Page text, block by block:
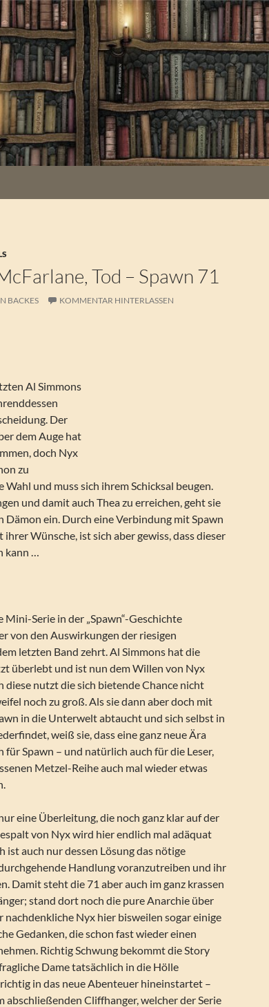
Tod – Spawn 71
BACKES KOMMENTAR HINTERLASSEN
Al Simmons
Der
dem Auge hat
doch Nyx
zu
und muss sich ihrem Schicksal beugen.
und damit auch Thea zu erreichen, geht sie
ein. Durch eine Verbindung mit Spawn
Wünsche, ist sich aber gewiss, dass dieser
kann …
Serie in der „Spawn“-Geschichte
von den Auswirkungen der riesigen
letzten Band zehrt. Al Simmons hat die
überlebt und ist nun dem Willen von Nyx
diese nutzt die sich bietende Chance nicht
noch zu groß. Als sie dann aber doch mit
in die Unterwelt abtaucht und sich selbst in
weiß sie, dass eine ganz neue Ära
für Spawn – und natürlich auch für die Leser,
Metzel-Reihe auch mal wieder etwas
eine Überleitung, die noch ganz klar auf der
von Nyx wird hier endlich mal adäquat
ist auch nur dessen Lösung das nötige
Handlung voranzutreiben und ihr
Damit steht die 71 aber auch im ganz krassen
stand dort noch die pure Anarchie über
Nyx hier bisweilen sogar einige
Gedanken, die schon fast wieder einen
Richtig Schwung bekommt die Story
Dame tatsächlich in die Hölle
in das neue Abenteuer hineinstartet –
abschließenden Cliffhanger, welcher der Serie